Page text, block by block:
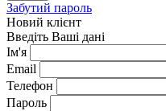
Забутий пароль
Новий клієнт
Введіть Ваші дані
Ім'я
Email
Телефон
Пароль